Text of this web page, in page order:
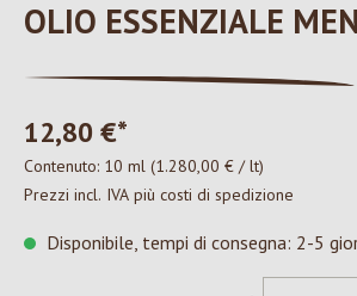
OLIO ESSENZIALE
12,80 €*
Contenuto: 10 ml (1.280,00 € / lt)
Prezzi incl. IVA più costi di spedizione
Disponibile, tempi di consegna: 2-5